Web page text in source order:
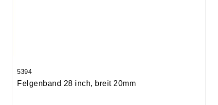
5394
Felgenband 28 inch, breit 20mm